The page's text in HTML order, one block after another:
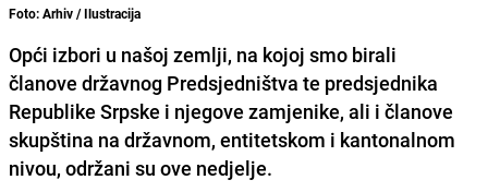
Foto: Arhiv / Ilustracija
Opći izbori u našoj zemlji, na kojoj smo birali
članove državnog Predsjedništva te predsjednika
Republike Srpske i njegove zamjenike, ali i članove
skupština na državnom, entitetskom i kantonalnom
nivou, održani su ove nedjelje.